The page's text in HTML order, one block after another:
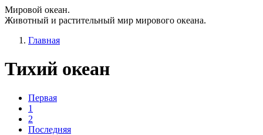
Мировой океан.
Животный и растительный мир мирового океана.
Главная
Тихий океан
Первая
1
2
Последняя